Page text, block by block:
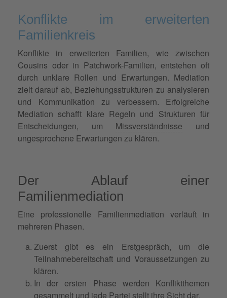
Konflikte im erweiterten
Familienkreis
Konflikte in erweiterten Familien, wie zwischen
Cousins oder in Patchwork-Familien, entstehen oft
durch unklare Rollen und Erwartungen. Mediation
zielt darauf ab, Beziehungsstrukturen zu analysieren
und Kommunikation zu verbessern. Erfolgreiche
Mediation schafft klare Regeln und Strukturen für
Entscheidungen, um Missverständnisse und
ungesprochene Erwartungen zu klären.
Der Ablauf einer
Familienmediation
Eine professionelle Familienmediation verläuft in
mehreren Phasen.
Zuerst gibt es ein Erstgespräch, um die
Teilnahmebereitschaft und Voraussetzungen zu
klären.
In der ersten Phase werden Konfliktthemen
gesammelt und jede Partei stellt ihre Sicht dar.